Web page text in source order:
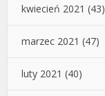
kwiecień 2021 (43)
marzec 2021 (47)
luty 2021 (40)